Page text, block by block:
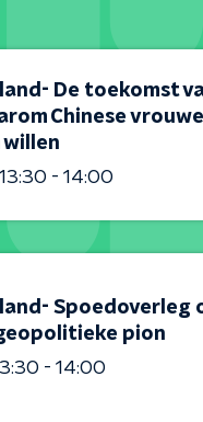
De toekomst
Chinese
willen
13:30 - 14:00
Spoedoverleg
pion
- 14:00